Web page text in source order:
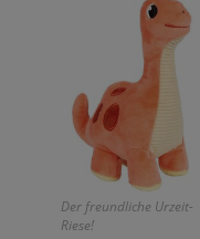
Der freundliche Urzeit-
Riese!